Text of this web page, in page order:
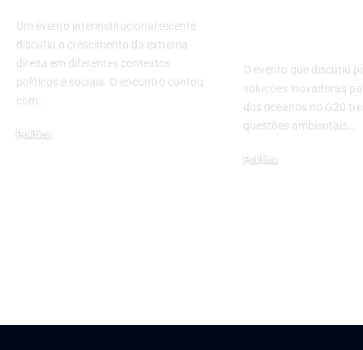
Um evento interinstitucional recente
discutiu o crescimento da extrema
direita em diferentes contextos
políticos e sociais. O encontro contou
com…
Política
O evento que discutiu
soluções inovadoras
dos oceanos no G20
questões ambientais…
Política